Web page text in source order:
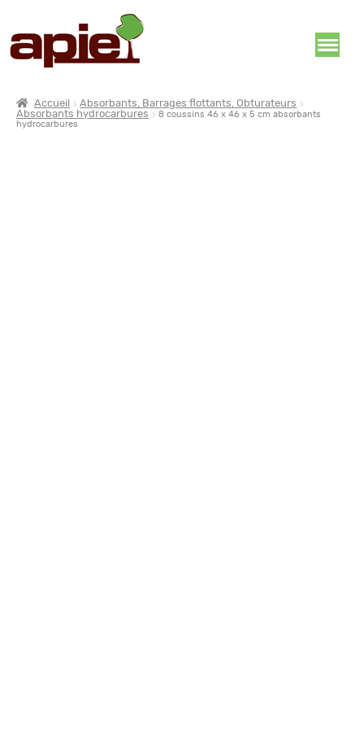
Accueil
Absorbants, Barrages flottants, Obturateurs
Absorbants hydrocarbures
8 coussins 46 x 46 x 5 cm absorbants
hydrocarbures